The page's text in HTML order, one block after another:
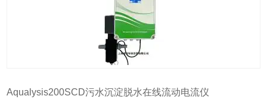
Aqualysis200SCD污水沉淀脱水在线流动电流仪